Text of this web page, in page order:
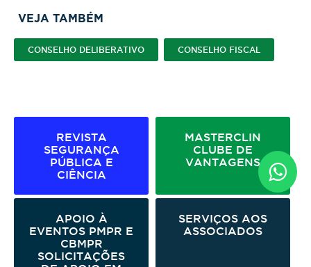
VEJA TAMBÉM
CONSELHO DELIBERATIVO CONSELHO FISCAL
REVISTA
SEGURANÇA
PÚBLICA E
CIÊNCIA
MASTERCLIN
CLUBE DE
VANTAGENS
APOIO À
EVENTOS PMPR E
CBMPR
SOLICITAÇÕES
SERVIÇOS AOS
ASSOCIADOS